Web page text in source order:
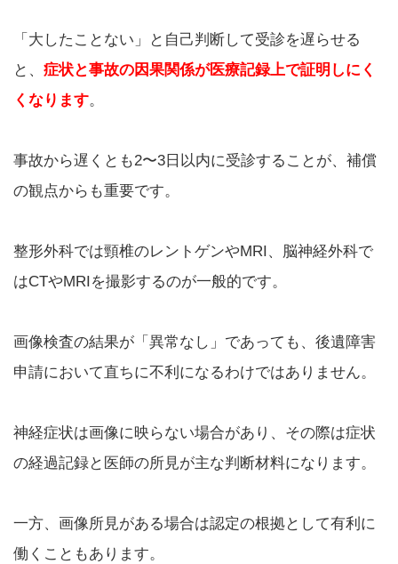
「大したことない」と自己判断して受診を遅らせる
と、 症状と事故の因果関係が医療記録上で証明しにく
くなります。
事故から遅くとも2〜3日以内に受診することが、補償
の観点からも重要です。
整形外科では頸椎のレントゲンやMRI、脳神経外科で
はCTやMRIを撮影するのが一般的です。
画像検査の結果が「異常なし」であっても、後遺障害
申請において直ちに不利になるわけではありません。
神経症状は画像に映らない場合があり、その際は症状
の経過記録と医師の所見が主な判断材料になります。
一方、画像所見がある場合は認定の根拠として有利に
働くこともあります。